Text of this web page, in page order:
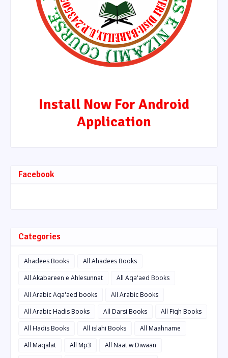
Install Now For Android
Application
Facebook
Categories
Ahadees Books
All Ahadees Books
All Akabareen e Ahlesunnat
All Aqa'aed Books
All Arabic Aqa'aed books
All Arabic Books
All Arabic Hadis Books
All Darsi Books
All Fiqh Books
All Hadis Books
All islahi Books
All Maahname
All Maqalat
All Mp3
All Naat w Diwaan